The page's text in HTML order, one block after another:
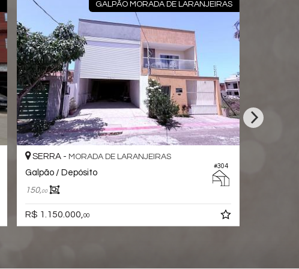
GALPÃO MORADA DE LARANJEIRAS
#304
SERRA - MORADA DE LARANJEIRAS
Galpão / Depósito
150,00
R$ 1.150.000, 00